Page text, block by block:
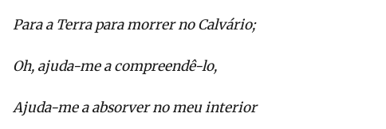
Para a Terra para morrer no Calvário;
Oh, ajuda-me a compreendê-lo,
Ajuda-me a absorver no meu interior